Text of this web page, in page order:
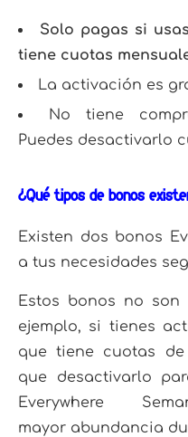
Solo pagas si
tiene cuotas
La activación es
No tiene
Puedes desactivarlo
¿Qué tipos de bonos
Existen dos bonos
a tus necesidades
Estos bonos no son
ejemplo, si tienes
que tiene cuotas
que desactivarlo
Everywhere
mayor abundancia